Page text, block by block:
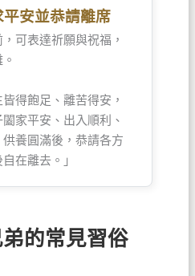
安並恭請離席
可表達祈願與祝福，
皆得飽足、離苦得安，
家平安、出入順利、
養圓滿後，恭請各方
在離去。」
的常見習俗